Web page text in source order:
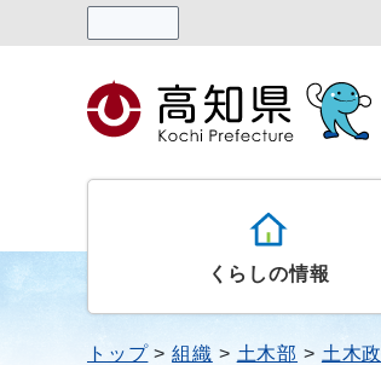
くらしの情報
トップ 組織 土木部 土木